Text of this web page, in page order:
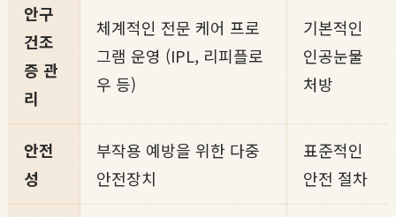
안구
건조
증 관
리
체계적인 전문 케어 프로
그램 운영 (IPL, 리피플로
우 등)
기본적인
인공눈물
처방
안전
성
부작용 예방을 위한 다중
안전장치
표준적인
안전 절차